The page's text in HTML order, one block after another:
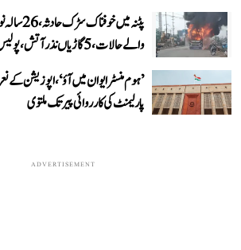
پٹنہ میں
والے حالات، 5 گاڑیاں نذر آتش، پولیس پر پتھراؤ
’ہوم منسٹر ایوان میں آؤ‘، اپوزیشن
پارلیمنٹ کی کارروائی پیر تک ملتوی
ADVERTISEMENT